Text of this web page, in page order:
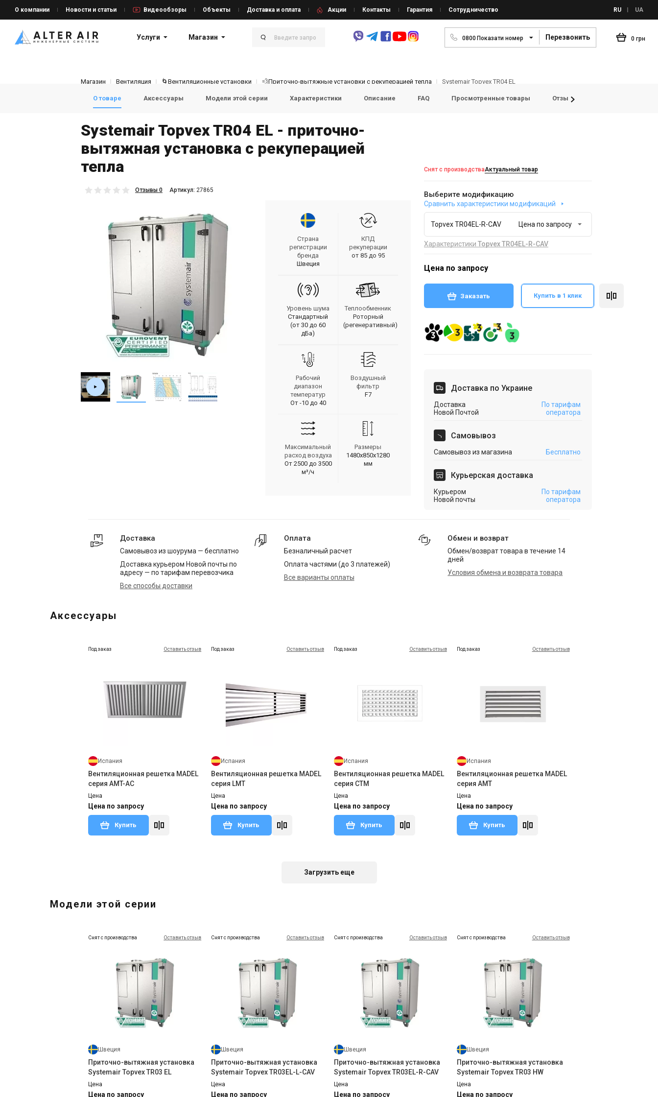
О компании Новости и статьи Видеообзоры Объекты Доставка и оплата Акции Контакты Гарантия Сотрудничество RU UA
Услуги Магазин 0800Показати номер Перезвонить 0 грн
Магазин Вентиляция 🌀Вентиляционные установки 💨Приточно-вытяжные установки с рекуперацией тепла Systemair Topvex TR04 EL
О товаре Аксессуары Модели этой серии Характеристики Описание FAQ Просмотренные товары Отзывы
Systemair Topvex TR04 EL - приточно-
вытяжная установка с рекуперацией
тепла
Отзывы 0 Aртикул: 27865
Страна
регистрации
бренда
Швеция
КПД
рекуперации
от 85 до 95
Уровень шума
Стандартный
(от 30 до 60
дБа)
Теплообменник
Роторный
(регенеративный)
Рабочий
диапазон
температур
От -10 до 40
Воздушный
фильтр
F7
Максимальный
расход воздуха
От 2500 до 3500
м³/ч
Размеры
1480х850х1280
мм
Снят с производстваАктуальный товар
Выберите модификацию
Сравнить характеристики модификаций
Topvex TR04EL-R-CAV
Характеристики Topvex TR04EL-R-CAV
Цена по запросу
Заказать Купить в 1 клик
Доставка по Украине
Доставка
Новой Почтой
По тарифам
оператора
Cамовывоз
Самовывоз из магазина Бесплатно
Курьерская доставка
Курьером
Новой почты
По тарифам
оператора
Доставка
Самовывоз из шоурума — бесплатно
Доставка курьером Новой почты по
адресу — по тарифам перевозчика
Все способы доставки
Оплата
Безналичный расчет
Оплата частями (до 3 платежей)
Все варианты оплаты
Обмен и возврат
Обмен/возврат товара в течение 14
дней
Условия обмена и возврата товара
Аксессуары
Под заказ Оставить отзыв
Испания
Вентиляционная решетка MADEL
серия AMT-AC
Цена
Цена по запросу
Купить
Под заказ Оставить отзыв
Испания
Вентиляционная решетка MADEL
серия LMT
Цена
Цена по запросу
Купить
Под заказ Оставить отзыв
Испания
Вентиляционная решетка MADEL
серия CTM
Цена
Цена по запросу
Купить
Под заказ Оставить отзыв
Испания
Вентиляционная решетка MADEL
серия AMT
Цена
Цена по запросу
Купить
Испания
Вентиляционная решетка MADEL
серия DMT-X
Цена по запросу
Купить
Испания
Вентиляционная решетка MADEL
серия DXT-A
Цена по запросу
Купить
Испания
Вентиляционная решетка MADEL
серия DXL
Цена по запросу
Купить
Испания
Вентиляционная решетка MADEL
серия CXT
Цена по запросу
Купить
Оставить отзыв
Загрузить еще
Модели этой серии
Снят с производства Оставить отзыв
Швеция
Приточно-вытяжная установка
Systemair Topvex TR03 EL
Цена
Цена по запросу
Снят с производства Оставить отзыв
Швеция
Приточно-вытяжная установка
Systemair Topvex TR03EL-L-CAV
Цена
Цена по запросу
Снят с производства Оставить отзыв
Швеция
Приточно-вытяжная установка
Systemair Topvex TR03EL-R-CAV
Цена
Цена по запросу
Снят с производства Оставить отзыв
Швеция
Приточно-вытяжная установка
Systemair Topvex TR03 HW
Цена
Цена по запросу